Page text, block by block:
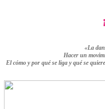
«La
Hacer un
El cómo y por qué se liga y qué se